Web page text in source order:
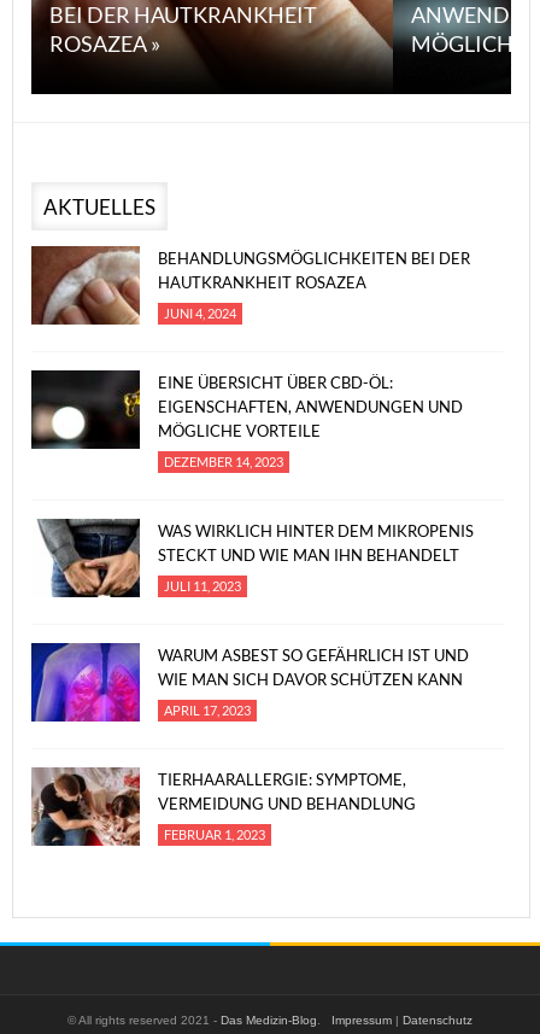
BEI DER HAUTKRANKHEIT
ROSAZEA »
MÖGLICHE
AKTUELLES
BEHANDLUNGSMÖGLICHKEITEN BEI DER
HAUTKRANKHEIT ROSAZEA
JUNI 4, 2024
EINE ÜBERSICHT ÜBER CBD-ÖL:
EIGENSCHAFTEN, ANWENDUNGEN UND
MÖGLICHE VORTEILE
DEZEMBER 14, 2023
WAS WIRKLICH HINTER DEM MIKROPENIS
STECKT UND WIE MAN IHN BEHANDELT
JULI 11, 2023
WARUM ASBEST SO GEFÄHRLICH IST UND
WIE MAN SICH DAVOR SCHÜTZEN KANN
APRIL 17, 2023
TIERHAARALLERGIE: SYMPTOME,
VERMEIDUNG UND BEHANDLUNG
FEBRUAR 1, 2023
© All rights reserved 2021 - Das Medizin-Blog Impressum | Datenschutz